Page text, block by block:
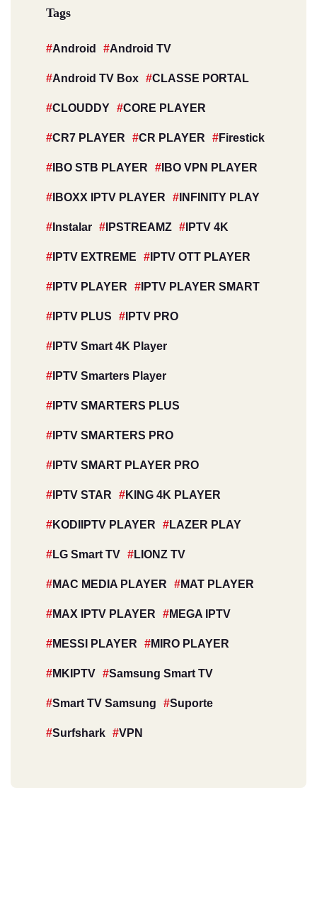
Tags
Android Android TV
Android TV Box CLASSE PORTAL
CLOUDDY CORE PLAYER
CR7 PLAYER CR PLAYER Firestick
IBO STB PLAYER IBO VPN PLAYER
IBOXX IPTV PLAYER INFINITY PLAY
Instalar IPSTREAMZ IPTV 4K
IPTV EXTREME IPTV OTT PLAYER
IPTV PLAYER IPTV PLAYER SMART
IPTV PLUS IPTV PRO
IPTV Smart 4K Player
IPTV Smarters Player
IPTV SMARTERS PLUS
IPTV SMARTERS PRO
IPTV SMART PLAYER PRO
IPTV STAR KING 4K PLAYER
KODIIPTV PLAYER LAZER PLAY
LG Smart TV LIONZ TV
MAC MEDIA PLAYER MAT PLAYER
MAX IPTV PLAYER MEGA IPTV
MESSI PLAYER MIRO PLAYER
MKIPTV Samsung Smart TV
Smart TV Samsung Suporte
Surfshark VPN